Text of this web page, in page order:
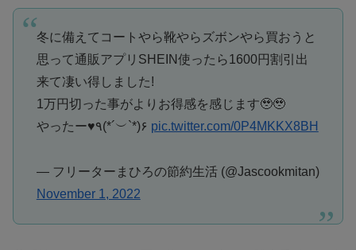
冬に備えてコートやら靴やらズボンやら買おうと
思って通販アプリSHEIN使ったら1600円割引出
来て凄い得しました!
1万円切った事がよりお得感を感じます🥹🥹
やったー♥️٩(*´︶`*)۶ pic.twitter.com/0P4MKKX8BH
— フリーターまひろの節約生活 (@Jascookmitan)
November 1, 2022